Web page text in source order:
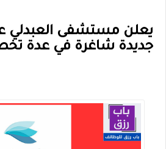
يعلن مستشفى العبدلي
جديدة شاغرة في عدة